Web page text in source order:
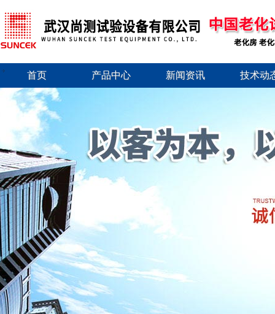
首页 产品中心 新闻资讯 技术动